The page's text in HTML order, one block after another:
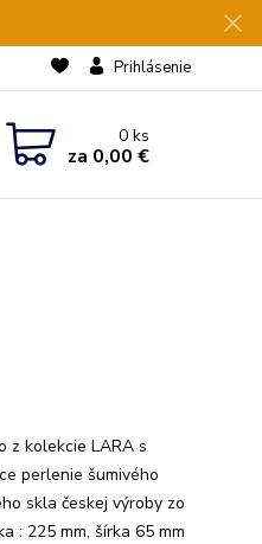
Prihlásenie
0ks
za 0,00 €
z kolekcie LARA s
perlenie šumivého
skla českej výroby zo
: 225 mm, šírka 65 mm